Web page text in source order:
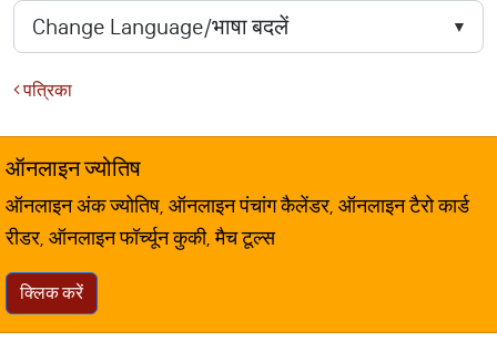
पत्रिका
ऑनलाइन ज्योतिष
ऑनलाइन अंक ज्योतिष, ऑनलाइन पंचांग कैलेंडर, ऑनलाइन टैरो कार्ड
रीडर, ऑनलाइन फॉर्च्यून कुकी, मैच टूल्स
क्लिक करें